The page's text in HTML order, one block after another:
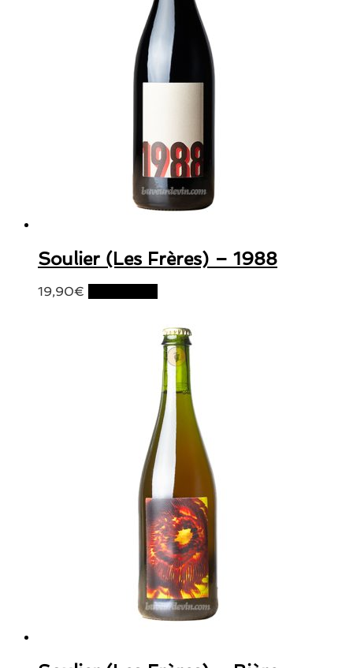
Soulier (Les Frères) – 1988
19,90€